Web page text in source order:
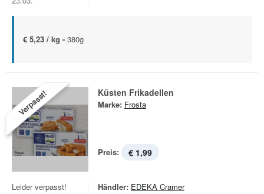
€ 5,23 / kg - 380g
Verpasst! Küsten Frikadellen
Marke: Frosta
Preis: € 1,99
Leider verpasst!
Händler: EDEKA Cramer